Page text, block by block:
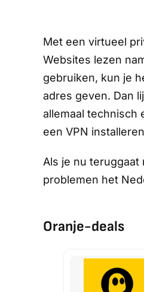
Met een virtueel
Websites lezen
gebruiken, kun je
adres geven. Dan
allemaal technisch
een VPN
Als je nu teruggaat
problemen het
Oranje-deals